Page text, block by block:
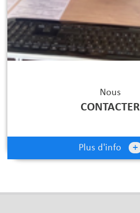
Nous
CONTACTER
Plus d'info +